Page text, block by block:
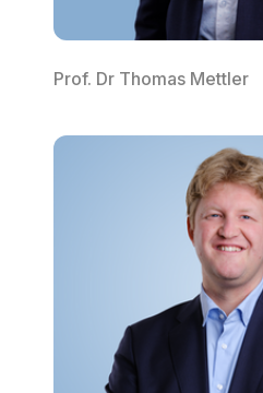
Prof. Dr Thomas Mettler